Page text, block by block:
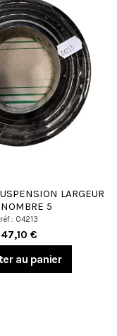
LARGEUR
5
réf : 04213
47,10 €
au panier